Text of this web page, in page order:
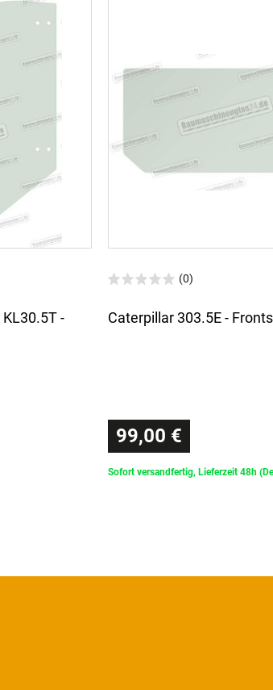
-
(0)
Caterpillar 303.5E -
99,00 €
Sofort versandfertig, Lieferzeit 48h